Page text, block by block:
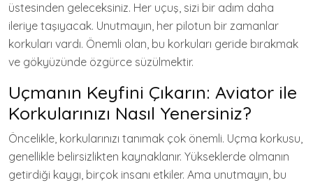
üstesinden geleceksiniz. Her uçuş, sizi bir adım daha
ileriye taşıyacak. Unutmayın, her pilotun bir zamanlar
korkuları vardı. Önemli olan, bu korkuları geride bırakmak
ve gökyüzünde özgürce süzülmektir.
Uçmanın Keyfini Çıkarın: Aviator ile
Korkularınızı Nasıl Yenersiniz?
Öncelikle, korkularınızı tanımak çok önemli. Uçma korkusu,
genellikle belirsizlikten kaynaklanır. Yükseklerde olmanın
getirdiği kaygı, birçok insanı etkiler. Ama unutmayın, bu